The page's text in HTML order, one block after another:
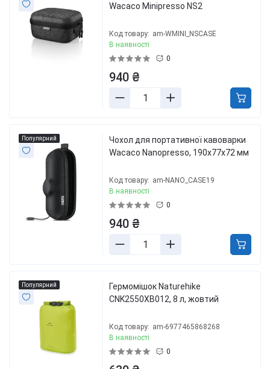
Wacaco Minipresso NS2
Код товару: am-WMINI_NSCASE
В наявності
0
940 ₴
Популярний
Чохол для портативної кавоварки
Wacaco Nanopresso, 190x77x72 мм
Код товару: am-NANO_CASE19
В наявності
0
940 ₴
Популярний
Гермомішок Naturehike
CNK2550XB012, 8 л, жовтий
Код товару: am-6977465868268
В наявності
0